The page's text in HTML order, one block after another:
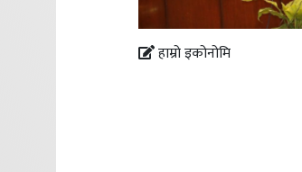
हाम्रो इकोनोमि